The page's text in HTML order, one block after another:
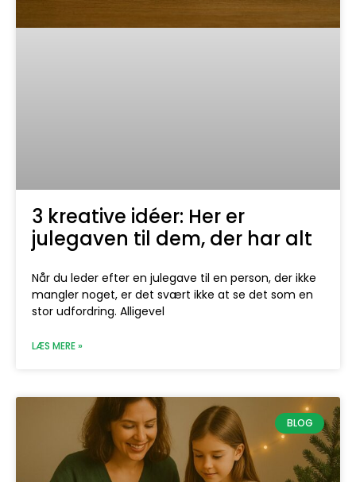
3 kreative idéer: Her er
julegaven til dem, der har alt
Når du leder efter en julegave til en person, der ikke
mangler noget, er det svært ikke at se det som en
stor udfordring. Alligevel
LÆS MERE »
BLOG